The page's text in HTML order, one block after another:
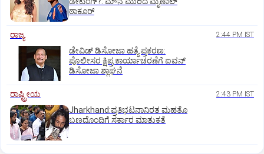
ಠಾಕೂರ್
ರಾಜ್ಯ 2:44 PM IST
ಡೇವಿಡ್ ಡಿಸೋಜಾ ಹತ್ಯೆ ಪ್ರಕರಣ:
ಪೊಲೀಸರ ಕ್ಷಿಪ್ರ ಕಾರ್ಯಾಚರಣೆಗೆ ಐವನ್
ಡಿಸೋಜಾ ಶ್ಲಾಘನೆ
ರಾಷ್ಟ್ರೀಯ 2:43 PM IST
Jharkhand:ಪ್ರತಿಭಟನಾನಿರತ ಮಹತೊ
ಬಣದೊಂದಿಗೆ ಸರ್ಕಾರ ಮಾತುಕತೆ